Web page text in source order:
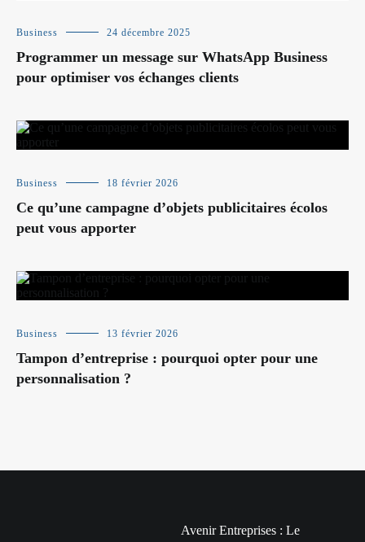
Business 24 décembre 2025
Programmer un message sur WhatsApp Business
pour optimiser vos échanges clients
Business 18 février 2026
Ce qu’une campagne d’objets publicitaires écolos
peut vous apporter
Business 13 février 2026
Tampon d’entreprise : pourquoi opter pour une
personnalisation ?
Avenir Entreprises : Le